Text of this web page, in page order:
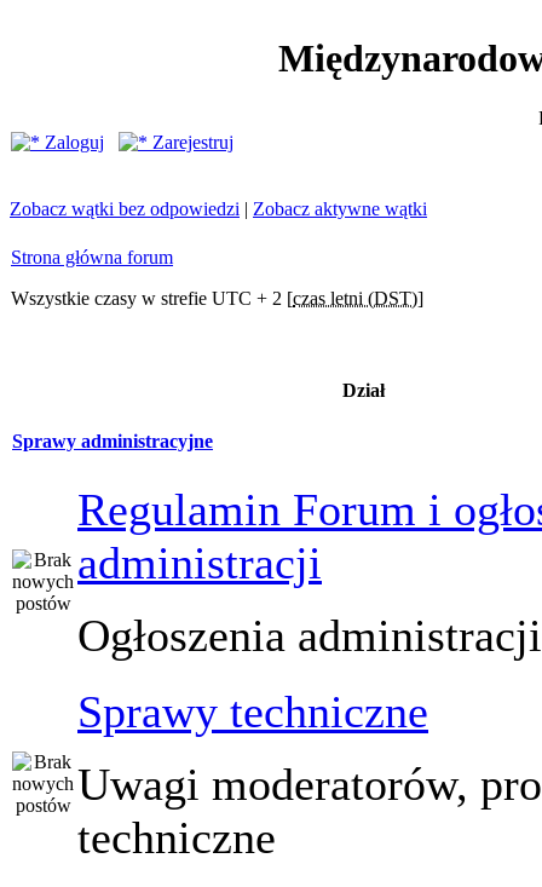
Zaloguj
Zarejestruj
Zobacz wątki bez odpowiedzi | Zobacz aktywne wątki
Strona główna forum
Wszystkie czasy w strefie UTC + 2 [czas letni (DST)]
Dział
Sprawy administracyjne
Regulamin Forum i
administracji
Ogłoszenia
Sprawy techniczne
Uwagi moderatorów,
techniczne